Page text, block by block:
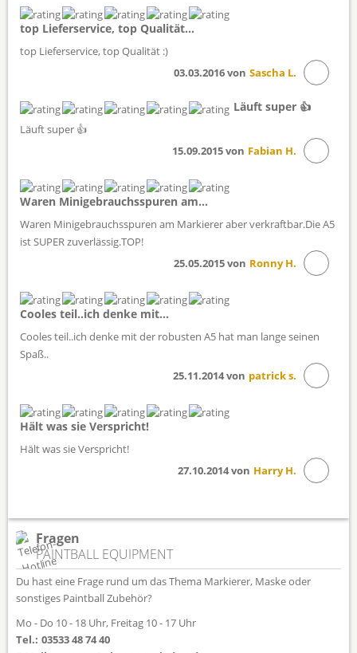
top Lieferservice, top Qualität...
top Lieferservice, top Qualität :)
Sascha L.
03.03.2016 von
Läuft super 👍
Läuft super 👍
Fabian H.
15.09.2015 von
Waren Minigebrauchsspuren am...
Waren Minigebrauchsspuren am Markierer aber verkraftbar.Die A5
ist SUPER zuverlässig.TOP!
Ronny H.
25.05.2015 von
Cooles teil..ich denke mit...
Cooles teil..ich denke mit der robusten A5 hat man lange seinen
Spaß..
patrick s.
25.11.2014 von
Hält was sie Verspricht!
Hält was sie Verspricht!
Harry H.
27.10.2014 von
Fragen
PAINTBALL EQUIPMENT
Du hast eine Frage rund um das Thema Markierer, Maske oder
sonstiges Paintball Zubehör?
Mo - Do 10 - 18 Uhr, Freitag 10 - 17 Uhr
Tel.: 03533 48 74 40